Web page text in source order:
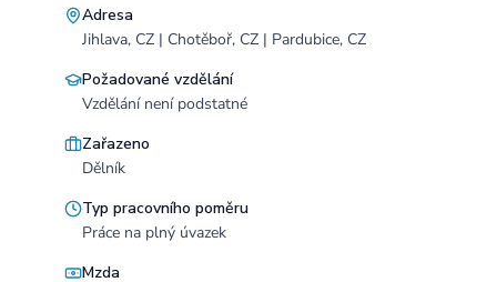
Adresa
Jihlava, CZ | Chotěboř, CZ | Pardubice, CZ
Požadované vzdělání
Vzdělání není podstatné
Zařazeno
Dělník
Typ pracovního poměru
Práce na plný úvazek
Mzda